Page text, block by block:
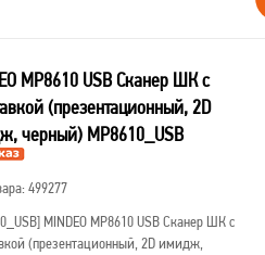
MP8610 USB Сканер ШК с
(презентационный, 2D
черный) MP8610_USB
499277
MINDEO MP8610 USB Сканер ШК с
(презентационный, 2D имидж,